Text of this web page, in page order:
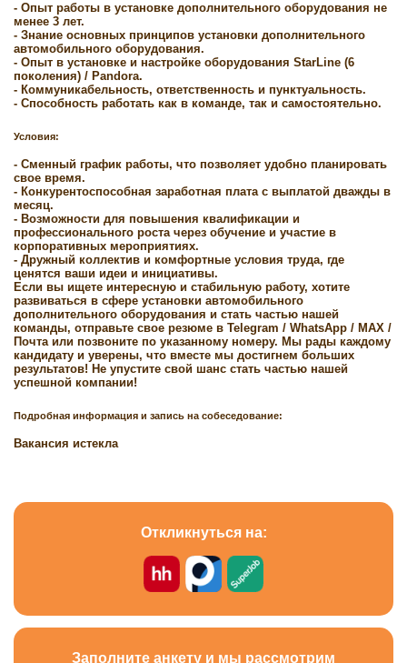
- Опыт работы в установке дополнительного оборудования не
менее 3 лет.
- Знание основных принципов установки дополнительного
автомобильного оборудования.
- Опыт в установке и настройке оборудования StarLine (6
поколения) / Pandora.
- Коммуникабельность, ответственность и пунктуальность.
- Способность работать как в команде, так и самостоятельно.
Условия:
- Сменный график работы, что позволяет удобно планировать
свое время.
- Конкурентоспособная заработная плата с выплатой дважды в
месяц.
- Возможности для повышения квалификации и
профессионального роста через обучение и участие в
корпоративных мероприятиях.
- Дружный коллектив и комфортные условия труда, где
ценятся ваши идеи и инициативы.
Если вы ищете интересную и стабильную работу, хотите
развиваться в сфере установки автомобильного
дополнительного оборудования и стать частью нашей
команды, отправьте свое резюме в Telegram / WhatsApp / MAX /
Почта или позвоните по указанному номеру. Мы рады каждому
кандидату и уверены, что вместе мы достигнем больших
результатов! Не упустите свой шанс стать частью нашей
успешной компании!
Подробная информация и запись на собеседование:
Вакансия истекла
Откликнуться на:
Заполните анкету и мы рассмотрим